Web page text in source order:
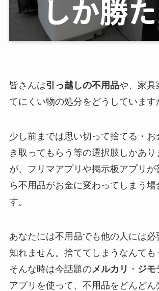
皆さんは引っ越しの不用品や、家具
てにくい物の処分をどうしています
少し前までは思い切って捨てる・お
き取ってもらう等の選択肢しかあり
が、フリマアプリや掲示板アプリが
ら不用品がお金に変わってしまう
す。
あなたには不用品でも他の人には必
知れません。捨ててしまうなんても
そんな時は今話題のメルカリ ・ ジモ
アプリを使って、不用品をどんどん